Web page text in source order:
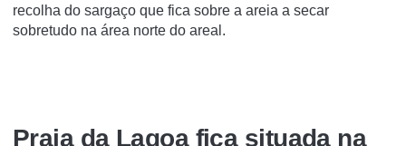
recolha do sargaço que fica sobre a areia a secar
sobretudo na área norte do areal.
Praia da Lagoa fica situada na